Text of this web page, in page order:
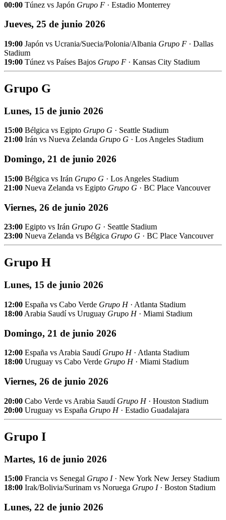
00:00 Túnez vs Japón Grupo F · Estadio Monterrey
Jueves, 25 de junio 2026
19:00 Japón vs Ucrania/Suecia/Polonia/Albania Grupo F · Dallas
Stadium
19:00 Túnez vs Países Bajos Grupo F · Kansas City Stadium
Grupo G
Lunes, 15 de junio 2026
15:00 Bélgica vs Egipto Grupo G · Seattle Stadium
21:00 Irán vs Nueva Zelanda Grupo G · Los Angeles Stadium
Domingo, 21 de junio 2026
15:00 Bélgica vs Irán Grupo G · Los Angeles Stadium
21:00 Nueva Zelanda vs Egipto Grupo G · BC Place Vancouver
Viernes, 26 de junio 2026
23:00 Egipto vs Irán Grupo G · Seattle Stadium
23:00 Nueva Zelanda vs Bélgica Grupo G · BC Place Vancouver
Grupo H
Lunes, 15 de junio 2026
12:00 España vs Cabo Verde Grupo H· Atlanta Stadium
18:00 Arabia Saudí vs Uruguay Grupo H· Miami Stadium
Domingo, 21 de junio 2026
12:00 España vs Arabia Saudí Grupo H· Atlanta Stadium
18:00 Uruguay vs Cabo Verde Grupo H· Miami Stadium
Viernes, 26 de junio 2026
20:00 Cabo Verde vs Arabia Saudí Grupo H· Houston Stadium
20:00 Uruguay vs España Grupo H· Estadio Guadalajara
Grupo I
Martes, 16 de junio 2026
15:00 Francia vs Senegal Grupo I· New York New Jersey Stadium
18:00 Irak/Bolivia/Surinam vs Noruega Grupo I· Boston Stadium
Lunes, 22 de junio 2026